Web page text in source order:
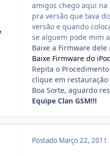
amigos chego aqui na
pra versão que tava
versão e quando
se alguem pode mim
Baixe a Firmware
Baixe Firmware do
Repita o
clique em
Boa Sorte, aguardo
Equipe Clan GSM!!!
Postado Março 22, 2011